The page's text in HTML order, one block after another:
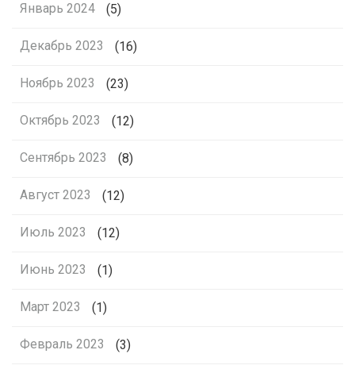
Январь 2024 (5)
Декабрь 2023 (16)
Ноябрь 2023 (23)
Октябрь 2023 (12)
Сентябрь 2023 (8)
Август 2023 (12)
Июль 2023 (12)
Июнь 2023 (1)
Март 2023 (1)
Февраль 2023 (3)